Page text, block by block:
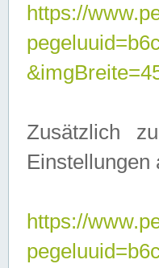
https://
Zusätzlich
Einstellungen
https://